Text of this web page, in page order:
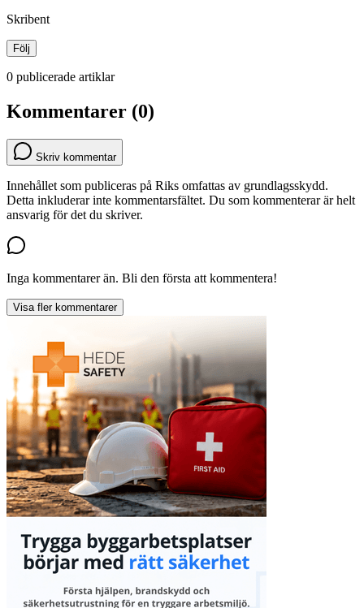
Skribent
Följ
0 publicerade artiklar
Kommentarer (0)
Skriv kommentar
Innehållet som publiceras på Riks omfattas av grundlagsskydd.
Detta inkluderar inte kommentarsfältet. Du som kommenterar är helt
ansvarig för det du skriver.
Inga kommentarer än. Bli den första att kommentera!
Visa fler kommentarer